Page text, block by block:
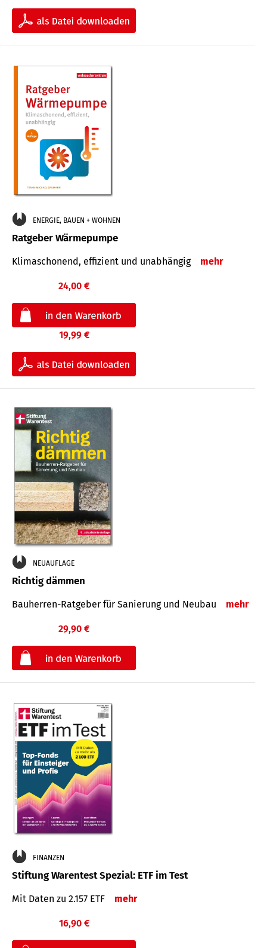
ENERGIE, BAUEN + WOHNEN
Ratgeber Wärmepumpe
Klimaschonend, effizient und unabhängig mehr
24,00 €
19,99 €
NEUAUFLAGE
Richtig dämmen
Bauherren-Ratgeber für Sanierung und Neubau mehr
29,90 €
FINANZEN
Stiftung Warentest Spezial: ETF im Test
Mit Daten zu 2.157 ETF mehr
16,90 €